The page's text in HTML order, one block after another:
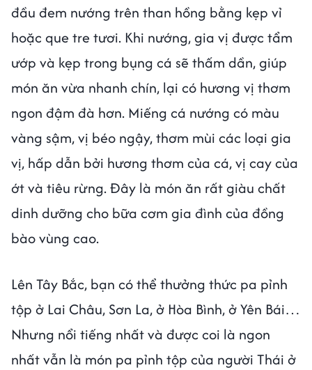
đầu đem nướng trên than hồng bằng kẹp vỉ
hoặc que tre tươi. Khi nướng, gia vị được tẩm
ướp và kẹp trong bụng cá sẽ thấm dần, giúp
món ăn vừa nhanh chín, lại có hương vị thơm
ngon đậm đà hơn. Miếng cá nướng có màu
vàng sậm, vị béo ngậy, thơm mùi các loại gia
vị, hấp dẫn bởi hương thơm của cá, vị cay của
ớt và tiêu rừng. Đây là món ăn rất giàu chất
dinh dưỡng cho bữa cơm gia đình của đồng
bào vùng cao.
Lên Tây Bắc, bạn có thể thưởng thức pa pỉnh
tộp ở Lai Châu, Sơn La, ở Hòa Bình, ở Yên Bái…
Nhưng nổi tiếng nhất và được coi là ngon
nhất vẫn là món pa pỉnh tộp của người Thái ở